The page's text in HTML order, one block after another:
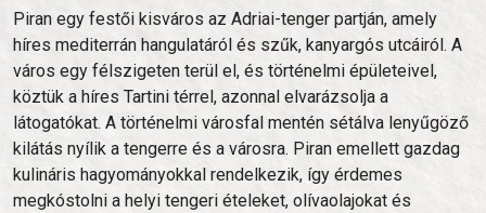
Piran egy festői kisváros az Adriai-tenger partján, amely
híres mediterrán hangulatáról és szűk, kanyargós utcáiról. A
város egy félszigeten terül el, és történelmi épületeivel,
köztük a híres Tartini térrel, azonnal elvarázsolja a
látogatókat. A történelmi városfal mentén sétálva lenyűgöző
kilátás nyílik a tengerre és a városra. Piran emellett gazdag
kulináris hagyományokkal rendelkezik, így érdemes
megkóstolni a helyi tengeri ételeket, olívaolajokat és